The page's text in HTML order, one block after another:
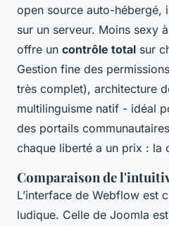
open source auto-hébergé,
sur un serveur. Moins sexy
offre un contrôle total sur
Gestion fine des
très complet), architecture
multilinguisme natif - idéal
des portails
chaque liberté a un prix : la
Comparaison de
L’interface de Webflow est
ludique. Celle de Joomla